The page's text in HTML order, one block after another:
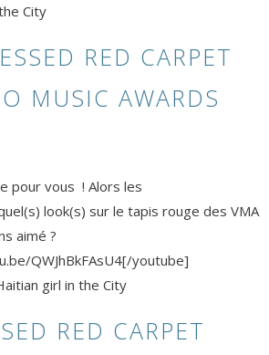
City
RED CARPET
MUSIC AWARDS
pour vous ! Alors les
look(s) sur le tapis rouge des VMA
aimé ?
QWJhBkFAsU4[/youtube]
girl in the City
RED CARPET